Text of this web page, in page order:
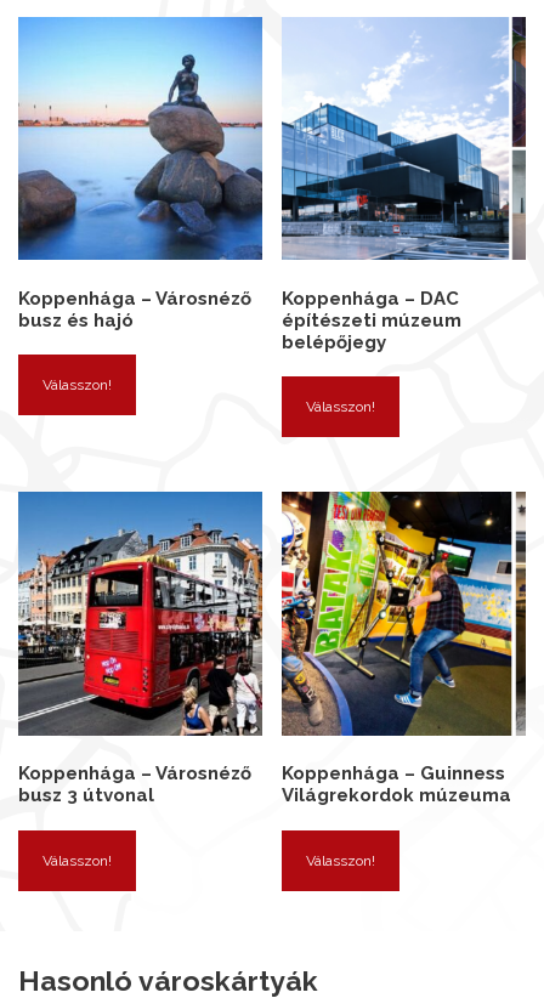
Koppenhága – Városnéző
busz és hajó
Válasszon!
Koppenhága – DAC
építészeti múzeum
belépőjegy
Válasszon!
Koppenhága – Városnéző
busz 3 útvonal
Válasszon!
Koppenhága – Guinness
Világrekordok múzeuma
Válasszon!
Hasonló városkártyák